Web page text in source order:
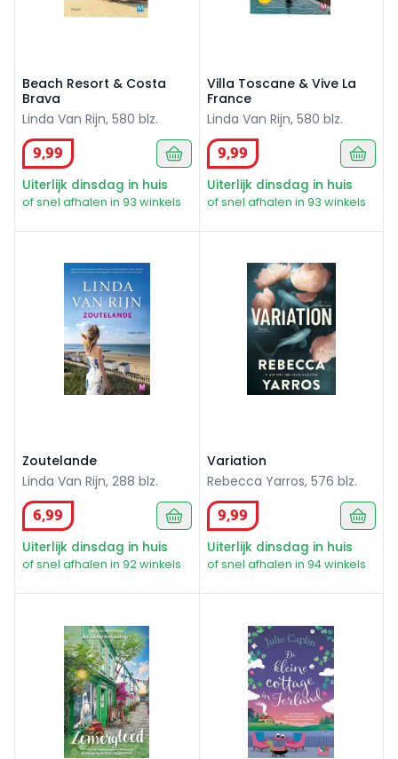
Beach Resort & Costa
Brava
Linda Van Rijn, 580 blz.
9,99
Uiterlijk dinsdag in huis
of snel afhalen in 93 winkels
Villa Toscane & Vive La
France
Linda Van Rijn, 580 blz.
9,99
Uiterlijk dinsdag in huis
of snel afhalen in 93 winkels
Zoutelande
Linda Van Rijn, 288 blz.
6,99
Uiterlijk dinsdag in huis
of snel afhalen in 92 winkels
Variation
Rebecca Yarros, 576 blz.
9,99
Uiterlijk dinsdag in huis
of snel afhalen in 94 winkels